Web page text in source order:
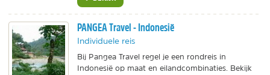
PANGEA Travel - Indonesië
Individuele reis
Bij Pangea Travel regel je een rondreis in
Indonesië op maat en eilandcombinaties. Bekijk